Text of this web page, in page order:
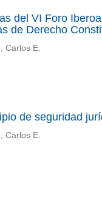
del VI Foro
de Derecho
Carlos E.
de seguridad
Carlos E.